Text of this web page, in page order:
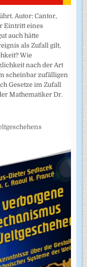
Autor: Cantor,
Eintritt eines
auch hätte
als Zufall gilt,
Wie
nach der Art
scheinbar zufälligen
Gesetze im Zufall
Mathematiker Dr.